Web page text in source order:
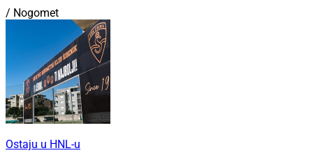
/ Nogomet
Ostaju u HNL-u